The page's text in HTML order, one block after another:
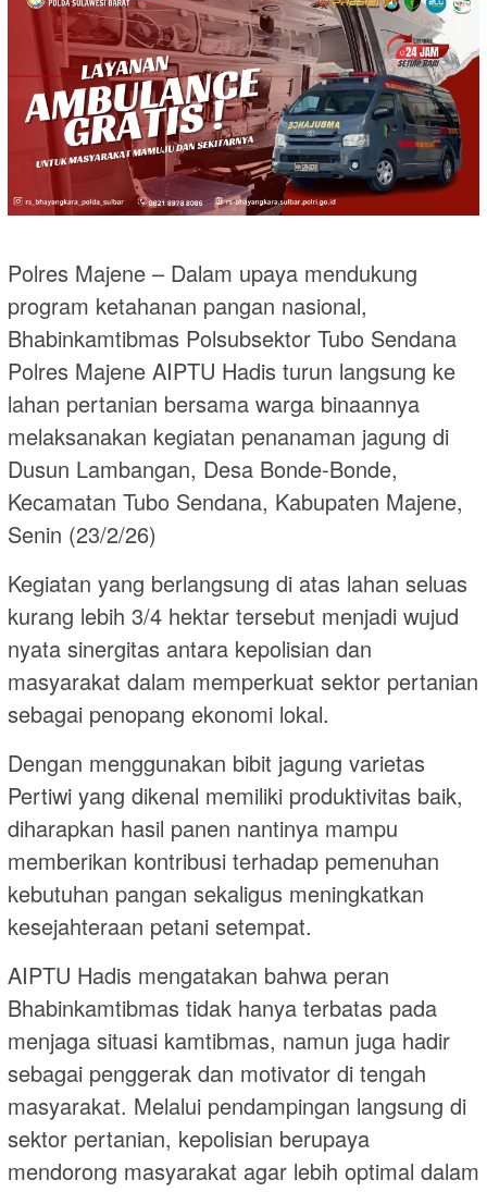
Polres Majene – Dalam upaya mendukung
program ketahanan pangan nasional,
Bhabinkamtibmas Polsubsektor Tubo Sendana
Polres Majene AIPTU Hadis turun langsung ke
lahan pertanian bersama warga binaannya
melaksanakan kegiatan penanaman jagung di
Dusun Lambangan, Desa Bonde-Bonde,
Kecamatan Tubo Sendana, Kabupaten Majene,
Senin (23/2/26)
Kegiatan yang berlangsung di atas lahan seluas
kurang lebih 3/4 hektar tersebut menjadi wujud
nyata sinergitas antara kepolisian dan
masyarakat dalam memperkuat sektor pertanian
sebagai penopang ekonomi lokal.
Dengan menggunakan bibit jagung varietas
Pertiwi yang dikenal memiliki produktivitas baik,
diharapkan hasil panen nantinya mampu
memberikan kontribusi terhadap pemenuhan
kebutuhan pangan sekaligus meningkatkan
kesejahteraan petani setempat.
AIPTU Hadis mengatakan bahwa peran
Bhabinkamtibmas tidak hanya terbatas pada
menjaga situasi kamtibmas, namun juga hadir
sebagai penggerak dan motivator di tengah
masyarakat. Melalui pendampingan langsung di
sektor pertanian, kepolisian berupaya
mendorong masyarakat agar lebih optimal dalam